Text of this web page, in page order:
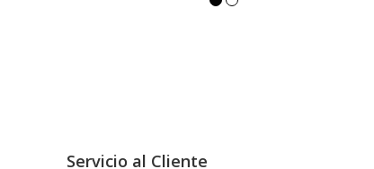
Servicio al Cliente